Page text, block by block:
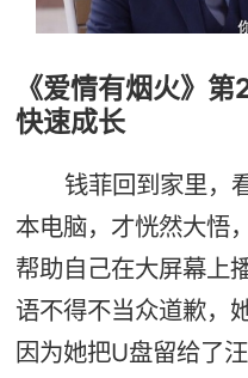
《爱情有烟火》
快速成长
钱菲回到家里，
本电脑，才恍然大悟
帮助自己在大屏幕上
语不得不当众道歉，
因为她把U盘留给了